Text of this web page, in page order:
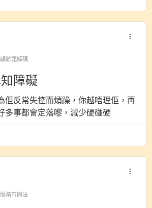
難題解碼
障礙
佢反常失控而煩躁，你越唔理佢，再
多事都會定落嚟，減少硬碰硬
務有辦法